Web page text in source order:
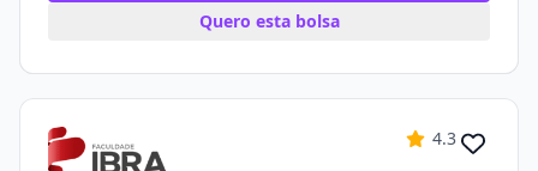
Quero esta bolsa
4.3